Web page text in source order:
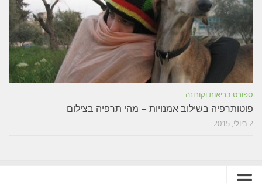
ספורט בריאות וקורונה
פוטותרפיה בשילוב אמנויות – מהי תרפיה בצילום
2 ביולי, 2015